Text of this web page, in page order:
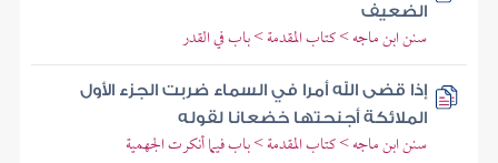
الضعيف
سنن ابن ماجه > كتاب المقدمة > باب في القدر
إذا قضى الله أمرا في السماء ضربت الجزء الأول
الملائكة أجنحتها خضعانا لقوله
سنن ابن ماجه > كتاب المقدمة > باب فيما أنكرت الجهمية